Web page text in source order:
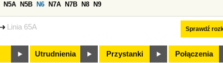
Linia 65A Sprawdź
N5A N5B N6 N7A N7B N8 N9
Utrudnienia Przystanki Połączenia